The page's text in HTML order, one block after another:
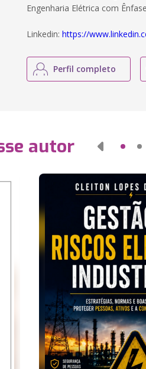
Engenharia Elétrica com
Linkedin:https://
Perfil completo
autor